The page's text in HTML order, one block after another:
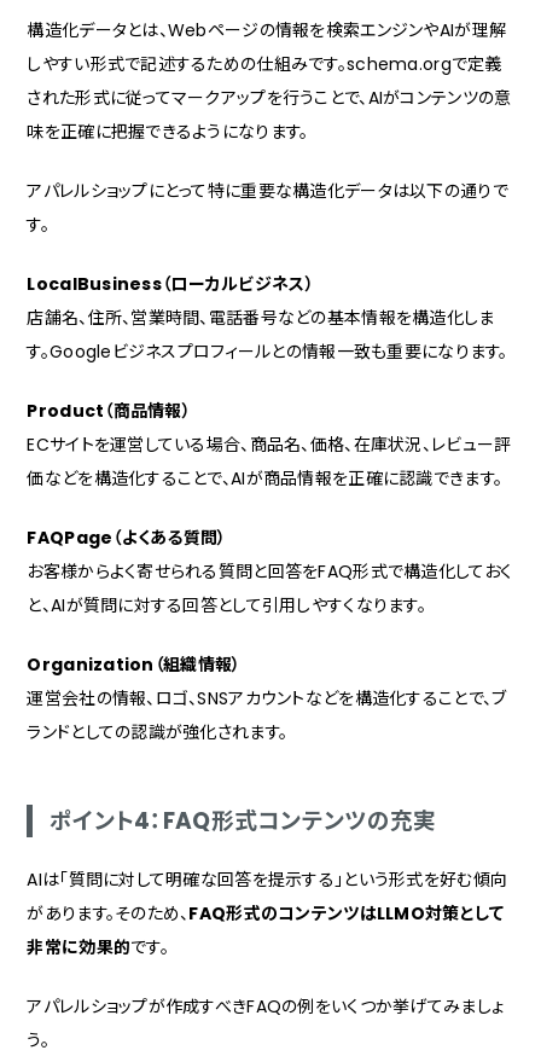
構造化データとは、Webページの情報を検索エンジンやAIが理解
しやすい形式で記述するための仕組みです。schema.orgで定義
された形式に従ってマークアップを行うことで、AIがコンテンツの意
味を正確に把握できるようになります。
アパレルショップにとって特に重要な構造化データは以下の通りで
す。
LocalBusiness（ローカルビジネス）
店舗名、住所、営業時間、電話番号などの基本情報を構造化しま
す。Googleビジネスプロフィールとの情報一致も重要になります。
Product（商品情報）
ECサイトを運営している場合、商品名、価格、在庫状況、レビュー評
価などを構造化することで、AIが商品情報を正確に認識できます。
FAQPage（よくある質問）
お客様からよく寄せられる質問と回答をFAQ形式で構造化しておく
と、AIが質問に対する回答として引用しやすくなります。
Organization（組織情報）
運営会社の情報、ロゴ、SNSアカウントなどを構造化することで、ブ
ランドとしての認識が強化されます。
ポイント4：FAQ形式コンテンツの充実
AIは「質問に対して明確な回答を提示する」という形式を好む傾向
があります。そのため、FAQ形式のコンテンツはLLMO対策として
非常に効果的です。
アパレルショップが作成すべきFAQの例をいくつか挙げてみましょ
う。